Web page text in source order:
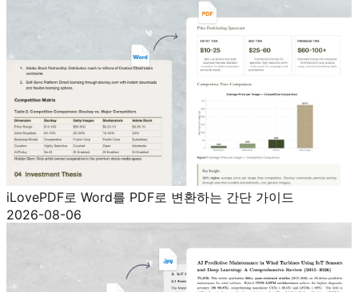
iLovePDF로 Word를 PDF로 변환하는 간단 가이드
2026-08-06